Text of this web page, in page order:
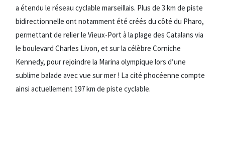
a étendu le réseau cyclable marseillais. Plus de 3 km de piste
bidirectionnelle ont notamment été créés du côté du Pharo,
permettant de relier le Vieux-Port à la plage des Catalans via
le boulevard Charles Livon, et sur la célèbre Corniche
Kennedy, pour rejoindre la Marina olympique lors d’une
sublime balade avec vue sur mer ! La cité phocéenne compte
ainsi actuellement 197 km de piste cyclable.